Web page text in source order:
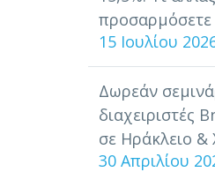
προσαρμόσετε
15 Ιουλίου
Δωρεάν
διαχειριστές
σε Ηράκλειο &
30 Απριλίου